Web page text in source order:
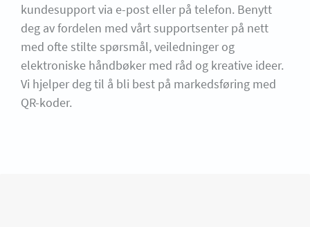
kundesupport via e-post eller på telefon. Benytt
deg av fordelen med vårt supportsenter på nett
med ofte stilte spørsmål, veiledninger og
elektroniske håndbøker med råd og kreative ideer.
Vi hjelper deg til å bli best på markedsføring med
QR-koder.